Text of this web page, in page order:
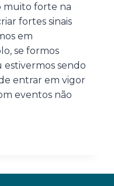
muito forte na
fortes sinais
em
se formos
sendo
entrar em vigor
eventos não